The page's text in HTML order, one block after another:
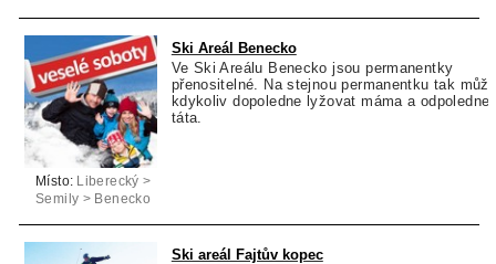
Ski Areál Benecko
Ve Ski Areálu Benecko jsou permanentky
přenositelné. Na stejnou permanentku tak
kdykoliv dopoledne lyžovat máma a odpoledne
táta.
Místo:
Liberecký >
Semily > Benecko
Ski areál Fajtův kopec